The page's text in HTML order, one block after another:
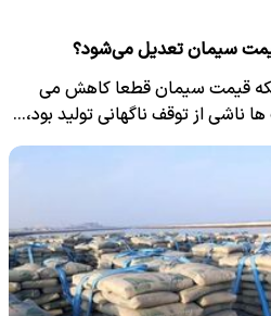
سیمان تعدیل می‌شود؟
قیمت سیمان قطعا کاهش می
ناشی از توقف ناگهانی تولید بود،…